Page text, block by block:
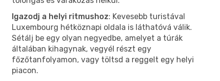
Igazodj a helyi ritmushoz: Kevesebb turistával
Luxembourg hétköznapi oldala is láthatóvá válik.
Sétálj be egy olyan negyedbe, amelyet a túrák
általában kihagynak, vegyél részt egy
főzőtanfolyamon, vagy töltsd a reggelt egy helyi
piacon.